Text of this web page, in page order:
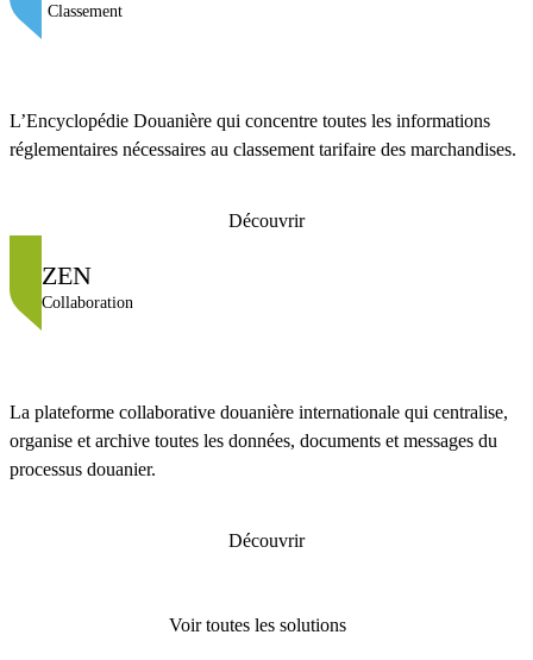
Classement
L’Encyclopédie Douanière qui concentre toutes les informations
réglementaires nécessaires au classement tarifaire des marchandises.
Découvrir
ZEN
Collaboration
La plateforme collaborative douanière internationale qui centralise,
organise et archive toutes les données, documents et messages du
processus douanier.
Découvrir
Voir toutes les solutions